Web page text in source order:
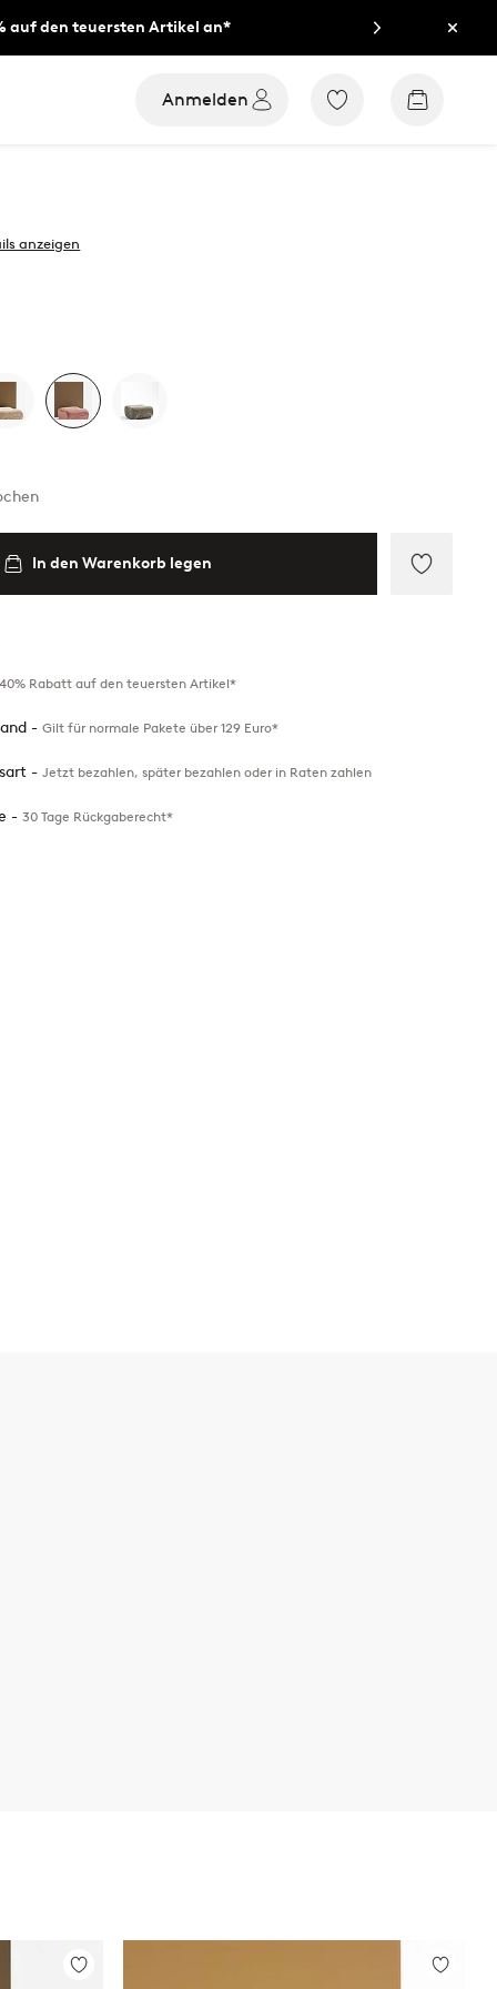
auf den teuersten Artikel an*
Anmelden
Zu
Zum
anzeigen
In den Warenkorb legen
40% Rabatt auf den teuersten Artikel*
-Gilt für normale Pakete über 129 Euro*
-Jetzt bezahlen, später bezahlen oder in Raten zahlen
-30 Tage Rückgaberecht*
Zu
Zu